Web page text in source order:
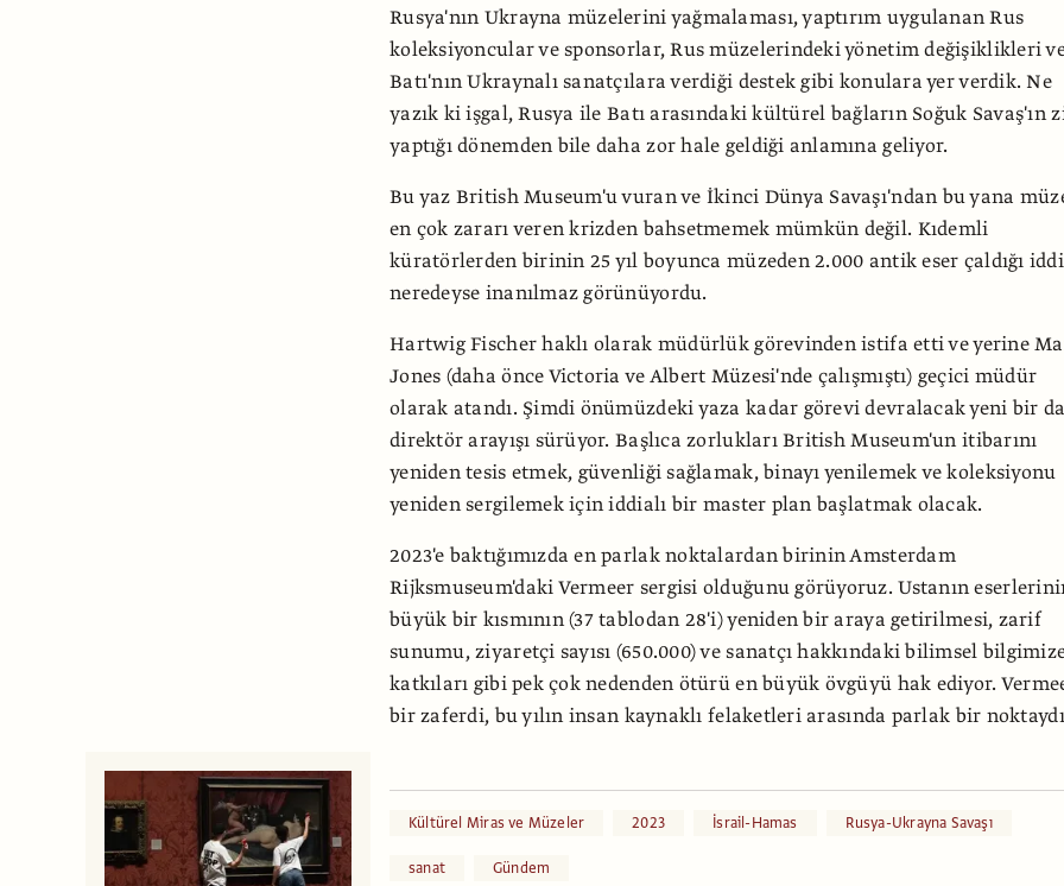
Rusya'nın Ukrayna müzelerini yağmalaması, yaptırım uygulanan Rus
koleksiyoncular ve sponsorlar, Rus müzelerindeki yönetim değişiklikleri
Batı'nın Ukraynalı sanatçılara verdiği destek gibi konulara yer verdik. Ne
yazık ki işgal, Rusya ile Batı arasındaki kültürel bağların Soğuk Savaş'ın
yaptığı dönemden bile daha zor hale geldiği anlamına geliyor.
Bu yaz British Museum'u vuran ve İkinci Dünya Savaşı'ndan bu yana
en çok zararı veren krizden bahsetmemek mümkün değil. Kıdemli
küratörlerden birinin 25 yıl boyunca müzeden 2.000 antik eser çaldığı
neredeyse inanılmaz görünüyordu.
Hartwig Fischer haklı olarak müdürlük görevinden istifa etti ve yerine
Jones (daha önce Victoria ve Albert Müzesi'nde çalışmıştı) geçici müdür
olarak atandı. Şimdi önümüzdeki yaza kadar görevi devralacak yeni bir
direktör arayışı sürüyor. Başlıca zorlukları British Museum'un itibarını
yeniden tesis etmek, güvenliği sağlamak, binayı yenilemek ve koleksiyonu
yeniden sergilemek için iddialı bir master plan başlatmak olacak.
2023'e baktığımızda en parlak noktalardan birinin Amsterdam
Rijksmuseum'daki Vermeer sergisi olduğunu görüyoruz. Ustanın
büyük bir kısmının (37 tablodan 28'i) yeniden bir araya getirilmesi, zarif
sunumu, ziyaretçi sayısı (650.000) ve sanatçı hakkındaki bilimsel
katkıları gibi pek çok nedenden ötürü en büyük övgüyü hak ediyor.
bir zaferdi, bu yılın insan kaynaklı felaketleri arasında parlak bir
Kültürel Miras ve Müzeler 2023 İsrail-Hamas Rusya-Ukrayna Savaşı
sanat Gündem